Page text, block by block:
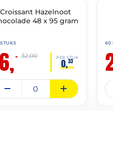
OP=OP
Croissant Hazelnoot
48 x 95 gram
– PER STUK
0,33
32,00
60